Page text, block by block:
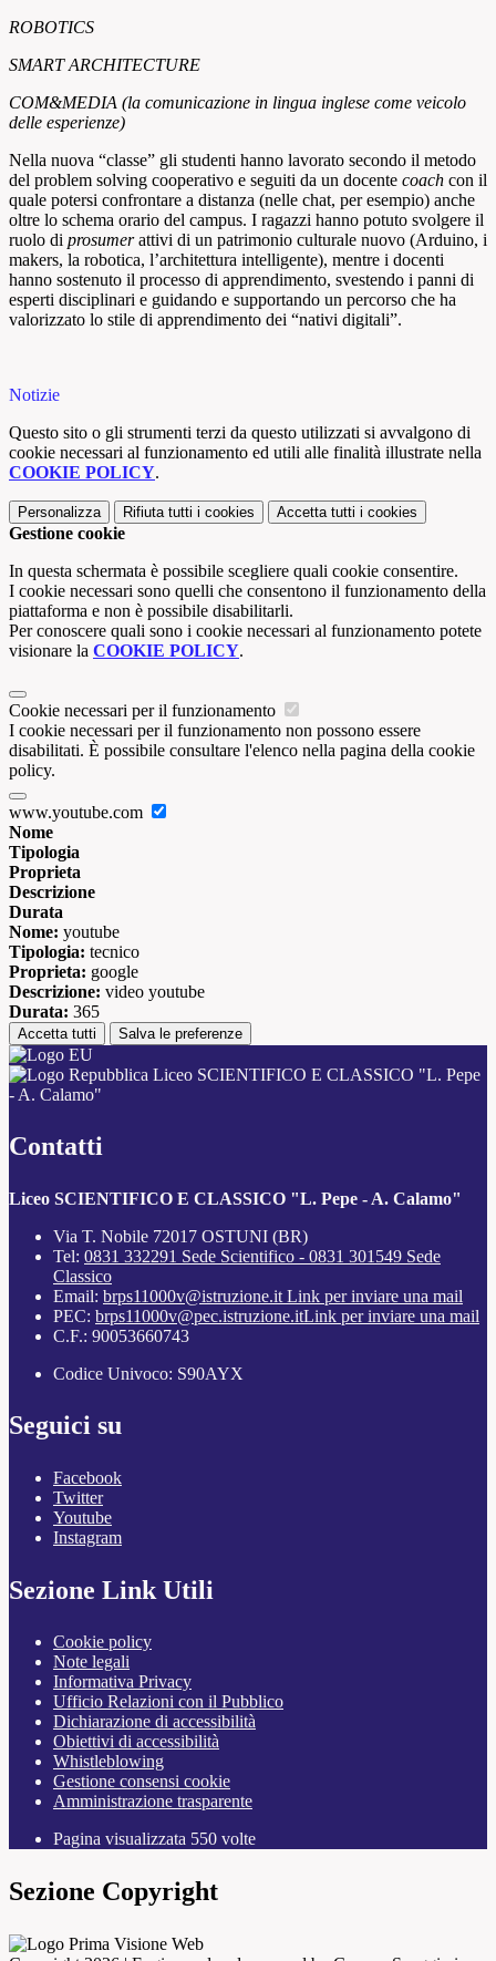
ROBOTICS
SMART ARCHITECTURE
COM&MEDIA (la comunicazione in lingua inglese come veicolo
delle esperienze)
Nella nuova “classe” gli studenti hanno lavorato secondo il metodo
del problem solving cooperativo e seguiti da un docente coach con il
quale potersi confrontare a distanza (nelle chat, per esempio) anche
oltre lo schema orario del campus. I ragazzi hanno potuto svolgere il
ruolo di prosumerattivi di un patrimonio culturale nuovo (Arduino, i
makers, la robotica, l’architettura intelligente), mentre i docenti
hanno sostenuto il processo di apprendimento, svestendo i panni di
esperti disciplinari e guidando e supportando un percorso che ha
valorizzato lo stile di apprendimento dei “nativi digitali”.
Notizie
Questo sito o gli strumenti terzi da questo utilizzati si avvalgono di
cookie necessari al funzionamento ed utili alle finalità illustrate nella
COOKIE POLICY.
Personalizza Rifiuta tutti i cookies Accetta tutti i cookies
Gestione cookie
In questa schermata è possibile scegliere quali cookie consentire.
I cookie necessari sono quelli che consentono il funzionamento della
piattaforma e non è possibile disabilitarli.
Per conoscere quali sono i cookie necessari al funzionamento potete
visionare la COOKIE POLICY.
Cookie necessari per il funzionamento
I cookie necessari per il funzionamento non possono essere
disabilitati. È possibile consultare l'elenco nella pagina della cookie
policy.
www.youtube.com
Nome
Tipologia
Proprieta
Descrizione
Durata
Nome: youtube
Tipologia: tecnico
Proprieta: google
Descrizione: video youtube
Durata: 365
Accetta tutti Salva le preferenze
Liceo SCIENTIFICO E CLASSICO "L. Pepe
- A. Calamo"
Contatti
Liceo SCIENTIFICO E CLASSICO "L. Pepe - A. Calamo"
Via T. Nobile 72017 OSTUNI (BR)
Tel: 0831 332291 Sede Scientifico - 0831 301549 Sede
Classico
Email: brps11000v@istruzione.it Link per inviare una mail
PEC: brps11000v@pec.istruzione.itLink per inviare una mail
C.F.: 90053660743
Codice Univoco: S90AYX
Seguici su
Facebook
Twitter
Youtube
Instagram
Sezione Link Utili
Cookie policy
Note legali
Informativa Privacy
Ufficio Relazioni con il Pubblico
Dichiarazione di accessibilità
Obiettivi di accessibilità
Whistleblowing
Gestione consensi cookie
Amministrazione trasparente
Pagina visualizzata 550 volte
Sezione Copyright